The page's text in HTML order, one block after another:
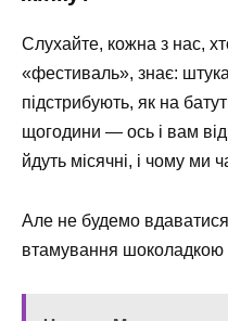
Слухайте, кожна з нас,
«фестиваль», знає:
підстрибують, як на
щогодини — ось і вам
йдуть місячні, і чому ми
Але не будемо вдаватися
втамування шоколадкою